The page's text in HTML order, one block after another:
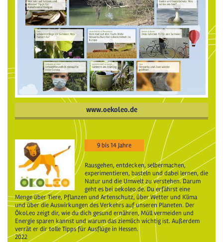
www.oekoleo.de
9 bis 14 Jahre
Rausgehen, entdecken, selbermachen,
experimentieren, basteln und dabei lernen, die
Natur und die Umwelt zu verstehen. Darum
geht es bei oekoleo.de. Du erfährst eine
Menge über Tiere, Pflanzen und Artenschutz, über Wetter und Klima
und über die Auswirkungen des Verkehrs auf unseren Planeten. Der
ÖkoLeo zeigt dir, wie du dich gesund ernähren, Müll vermeiden und
Energie sparen kannst und warum das ziemlich wichtig ist. Außerdem
verrät er dir tolle Tipps für Ausflüge in Hessen.
2022